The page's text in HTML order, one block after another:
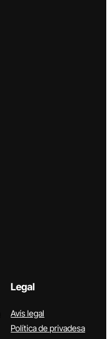
Legal
Avís legal
Política de privadesa